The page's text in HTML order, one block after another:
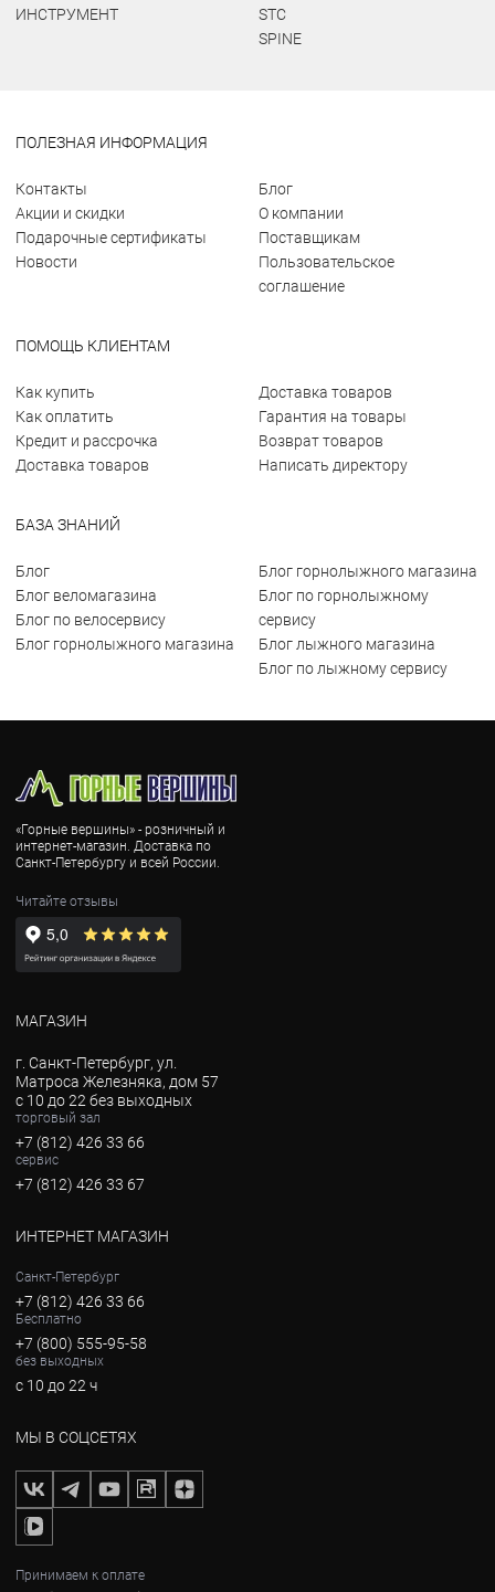
ИНСТРУМЕНТ
STC
SPINE
ПОЛЕЗНАЯ ИНФОРМАЦИЯ
Контакты
Акции и скидки
Подарочные сертификаты
Новости
Блог
О компании
Поставщикам
Пользовательское
соглашение
ПОМОЩЬ КЛИЕНТАМ
Как купить
Как оплатить
Кредит и рассрочка
Доставка товаров
Доставка товаров
Гарантия на товары
Возврат товаров
Написать директору
БАЗА ЗНАНИЙ
Блог
Блог веломагазина
Блог по велосервису
Блог горнолыжного магазина
Блог горнолыжного магазина
Блог по горнолыжному
сервису
Блог лыжного магазина
Блог по лыжному сервису
«Горные вершины» - розничный и
интернет-магазин. Доставка по
Санкт-Петербургу и всей России.
Читайте отзывы
МАГАЗИН
г. Санкт-Петербург, ул.
Матроса Железняка, дом 57
с 10 до 22 без выходных
торговый зал
+7 (812) 426 33 66
сервис
+7 (812) 426 33 67
ИНТЕРНЕТ МАГАЗИН
Санкт-Петербург
+7 (812) 426 33 66
Бесплатно
+7 (800) 555-95-58
без выходных
с 10 до 22 ч
МЫ В СОЦСЕТЯХ
Принимаем к оплате